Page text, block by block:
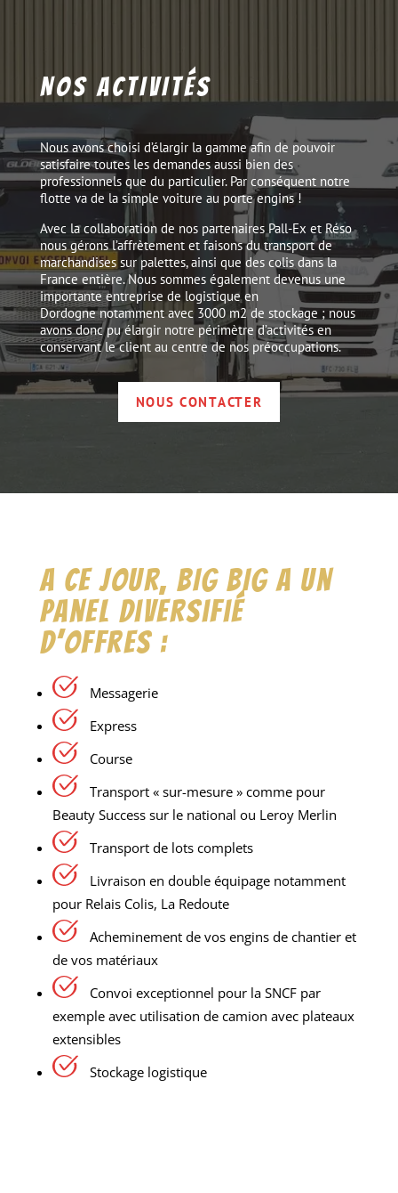
NOS ACTIVITÉS
Nous avons choisi d’élargir la gamme afin de pouvoir
satisfaire toutes les demandes aussi bien des
professionnels que du particulier. Par conséquent notre
flotte va de la simple voiture au porte engins !
Avec la collaboration de nos partenaires Pall-Ex et Réso
nous gérons l’affrètement et faisons du transport de
marchandises sur palettes, ainsi que des colis dans la
France entière. Nous sommes également devenus une
importante entreprise de logistique en
Dordogne notamment avec 3000 m2 de stockage ; nous
avons donc pu élargir notre périmètre d’activités en
conservant le client au centre de nos préoccupations.
NOUS CONTACTER
A ce jour, BIG BIG a un
panel diversifié
d’offres :
Messagerie
Express
Course
Transport « sur-mesure » comme pour
Beauty Success sur le national ou Leroy Merlin
Transport de lots complets
Livraison en double équipage notamment
pour Relais Colis, La Redoute
Acheminement de vos engins de chantier et
de vos matériaux
Convoi exceptionnel pour la SNCF par
exemple avec utilisation de camion avec plateaux
extensibles
Stockage logistique